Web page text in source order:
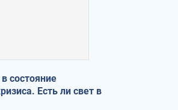
состояние
Есть ли свет в